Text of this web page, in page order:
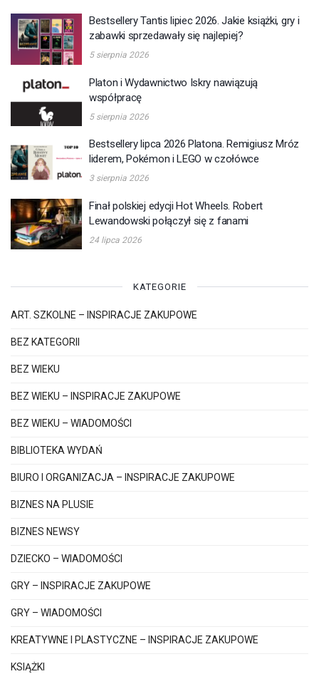
Bestsellery Tantis lipiec 2026. Jakie książki, gry i
zabawki sprzedawały się najlepiej?
5 sierpnia 2026
Platon i Wydawnictwo Iskry nawiązują
współpracę
5 sierpnia 2026
Bestsellery lipca 2026 Platona. Remigiusz Mróz
liderem, Pokémon i LEGO w czołówce
3 sierpnia 2026
Finał polskiej edycji Hot Wheels. Robert
Lewandowski połączył się z fanami
24 lipca 2026
KATEGORIE
ART. SZKOLNE – INSPIRACJE ZAKUPOWE
BEZ KATEGORII
BEZ WIEKU
BEZ WIEKU – INSPIRACJE ZAKUPOWE
BEZ WIEKU – WIADOMOŚCI
BIBLIOTEKA WYDAŃ
BIURO I ORGANIZACJA – INSPIRACJE ZAKUPOWE
BIZNES NA PLUSIE
BIZNES NEWSY
DZIECKO – WIADOMOŚCI
GRY – INSPIRACJE ZAKUPOWE
GRY – WIADOMOŚCI
KREATYWNE I PLASTYCZNE – INSPIRACJE ZAKUPOWE
KSIĄŻKI